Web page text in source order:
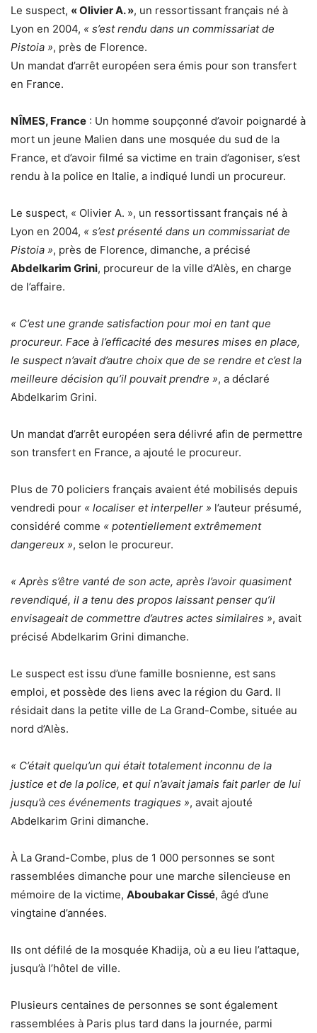
Le suspect, « Olivier A. », un ressortissant français né à
Lyon en 2004, « s’est rendu dans un commissariat de
Pistoia », près de Florence.
Un mandat d’arrêt européen sera émis pour son transfert
en France.
NÎMES, France : Un homme soupçonné d’avoir poignardé à
mort un jeune Malien dans une mosquée du sud de la
France, et d’avoir filmé sa victime en train d’agoniser, s’est
rendu à la police en Italie, a indiqué lundi un procureur.
Le suspect, « Olivier A. », un ressortissant français né à
Lyon en 2004, « s’est présenté dans un commissariat de
Pistoia », près de Florence, dimanche, a précisé
Abdelkarim Grini, procureur de la ville d’Alès, en charge
de l’affaire.
« C’est une grande satisfaction pour moi en tant que
procureur. Face à l’efficacité des mesures mises en place,
le suspect n’avait d’autre choix que de se rendre et c’est la
meilleure décision qu’il pouvait prendre », a déclaré
Abdelkarim Grini.
Un mandat d’arrêt européen sera délivré afin de permettre
son transfert en France, a ajouté le procureur.
Plus de 70 policiers français avaient été mobilisés depuis
vendredi pour « localiser et interpeller » l’auteur présumé,
considéré comme « potentiellement extrêmement
dangereux », selon le procureur.
« Après s’être vanté de son acte, après l’avoir quasiment
revendiqué, il a tenu des propos laissant penser qu’il
envisageait de commettre d’autres actes similaires », avait
précisé Abdelkarim Grini dimanche.
Le suspect est issu d’une famille bosnienne, est sans
emploi, et possède des liens avec la région du Gard. Il
résidait dans la petite ville de La Grand-Combe, située au
nord d’Alès.
« C’était quelqu’un qui était totalement inconnu de la
justice et de la police, et qui n’avait jamais fait parler de lui
jusqu’à ces événements tragiques », avait ajouté
Abdelkarim Grini dimanche.
À La Grand-Combe, plus de 1 000 personnes se sont
rassemblées dimanche pour une marche silencieuse en
mémoire de la victime, Aboubakar Cissé, âgé d’une
vingtaine d’années.
Ils ont défilé de la mosquée Khadija, où a eu lieu l’attaque,
jusqu’à l’hôtel de ville.
Plusieurs centaines de personnes se sont également
rassemblées à Paris plus tard dans la journée, parmi